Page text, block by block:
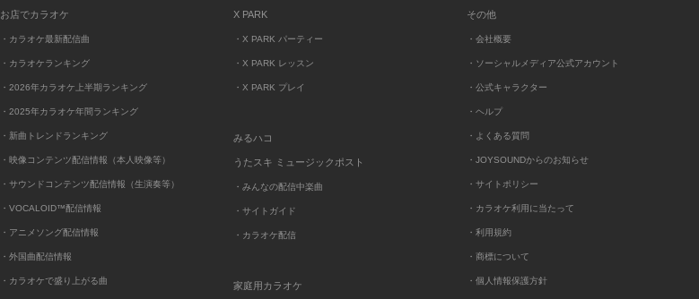
お店でカラオケ
・カラオケ最新配信曲
・カラオケランキング
・2026年カラオケ上半期ランキング
・2025年カラオケ年間ランキング
・新曲トレンドランキング
・映像コンテンツ配信情報（本人映像等）
・サウンドコンテンツ配信情報（生演奏等）
・VOCALOID™配信情報
・アニメソング配信情報
・外国曲配信情報
・カラオケで盛り上がる曲
X PARK
・X PARK パーティー
・X PARK レッスン
・X PARK プレイ
みるハコ
うたスキ ミュージックポスト
・みんなの配信中楽曲
・サイトガイド
・カラオケ配信
家庭用カラオケ
その他
・会社概要
・ソーシャルメディア公式アカウント
・公式キャラクター
・ヘルプ
・よくある質問
・JOYSOUNDからのお知らせ
・サイトポリシー
・カラオケ利用に当たって
・利用規約
・商標について
・個人情報保護方針